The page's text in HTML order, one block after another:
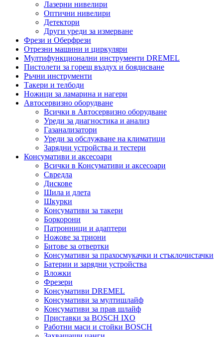
Лазерни нивелири
Оптични нивелири
Детектори
Други уреди за измерване
Фрези и Оберфрези
Отрезни машини и циркуляри
Мултифункционални инструменти DREMEL
Пистолети за горещ въздух и боядисване
Ръчни инструменти
Такери и телбоди
Ножици за ламарина и нагери
Автосервизно оборудване
Всички в Автосервизно оборудване
Уреди за диагностика и анализ
Газанализатори
Уреди за обслужване на климатици
Зарядни устройства и тестери
Консумативи и аксесоари
Всички в Консумативи и аксесоари
Свредла
Дискове
Шила и длета
Шкурки
Консумативи за такери
Боркорони
Патронници и адаптери
Ножове за триони
Битове за отвертки
Консумативи за прахосмукачки и стъклочистачки
Батерии и зарядни устройства
Вложки
Фрезери
Консумативи DREMEL
Консумативи за мултишлайф
Консумативи за прав шлайф
Приставки за BOSCH IXO
Работни маси и стойки BOSCH